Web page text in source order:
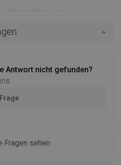
Antwort nicht gefunden?
Fragen sehen